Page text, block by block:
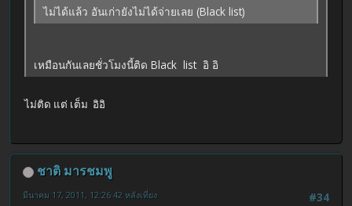
ไม่ได้แล้ว อันเก่ายังไม่ได้จ่ายเลย (Black list)
เหมือนกันเลยชั่วโมงนี้ติด Black list อิ อิ
ไม่ติด แต่ เต็ม อิอิ
ชาติ มารชมพู
#34
มีนาคม 17, 2011, 12:26:42 หลังเที่ยง